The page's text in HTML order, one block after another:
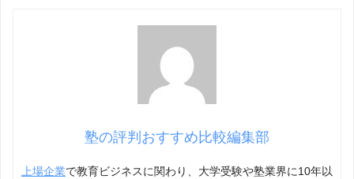
塾の評判おすすめ比較編集部
上場企業で教育ビジネスに関わり、大学受験や塾業界に10年以